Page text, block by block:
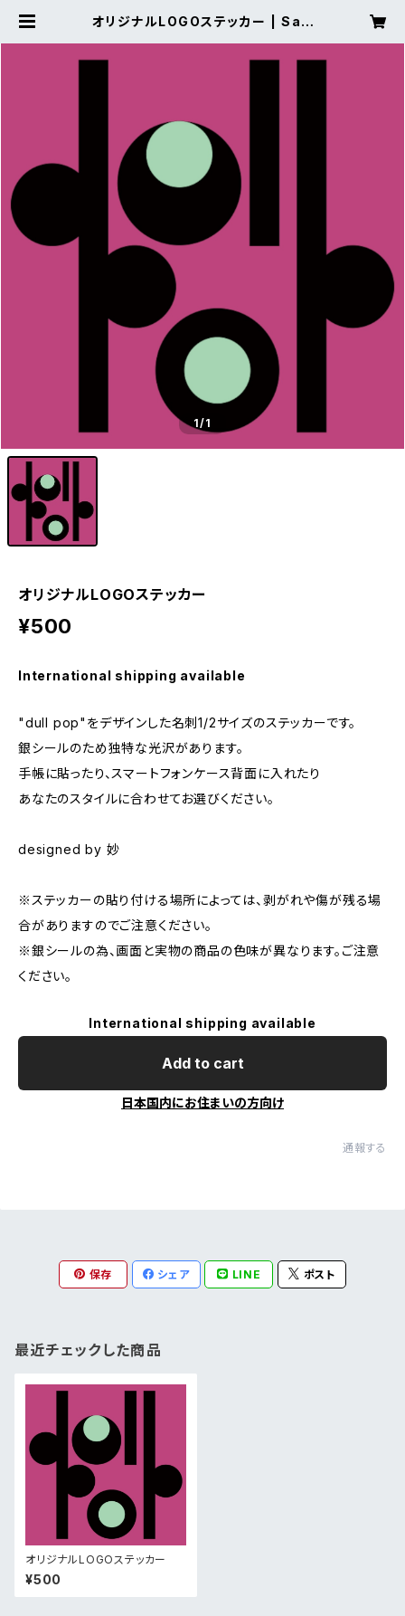
オリジナルLOGOステッカー | Sati
1/1
オリジナルLOGOステッカー
¥500
International shipping available
"dull pop"をデザインした名刺1/2サイズのステッカーです。
銀シールのため独特な光沢があります。
手帳に貼ったり、スマートフォンケース背面に入れたり
あなたのスタイルに合わせてお選びください。
designed by 妙
※ステッカーの貼り付ける場所によっては、剥がれや傷が残る場
合がありますのでご注意ください。
※銀シールの為、画面と実物の商品の色味が異なります。ご注意
ください。
International shipping available
Add to cart
日本国内にお住まいの方向け
通報する
保存 シェア LINE ポスト
最近チェックした商品
オリジナルLOGOステッカー
¥500